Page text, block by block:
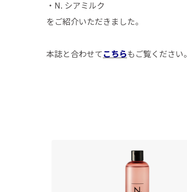
・N. シアミルク
をご紹介いただきました。
本誌と合わせてこちらもご覧ください。